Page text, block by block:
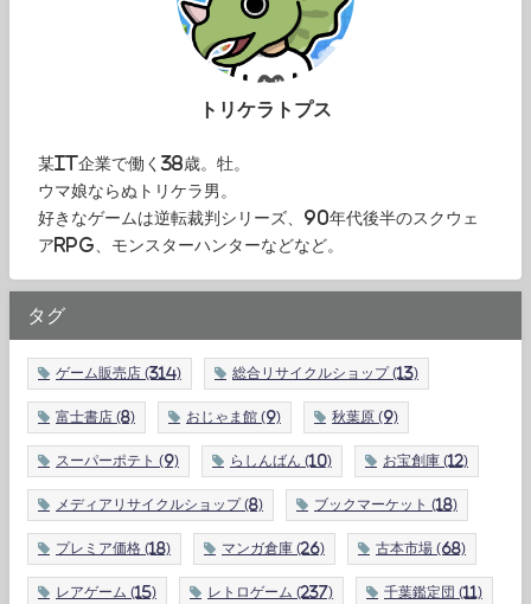
トリケラトプス
某IT企業で働く38歳。牡。
ウマ娘ならぬトリケラ男。
好きなゲームは逆転裁判シリーズ、90年代後半のスクウェ
アRPG、モンスターハンターなどなど。
タグ
ゲーム販売店 (314) 総合リサイクルショップ (13)
富士書店 (8) おじゃま館 (9) 秋葉原 (9)
スーパーポテト (9) らしんばん (10) お宝創庫 (12)
メディアリサイクルショップ (8) ブックマーケット (18)
プレミア価格 (18) マンガ倉庫 (26) 古本市場 (68)
レアゲーム (15) レトロゲーム (237) 千葉鑑定団 (11)